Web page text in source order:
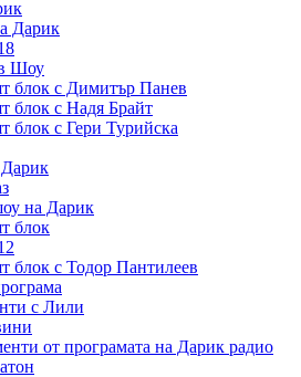
Дарик
Шоу
блок с Димитър Панев
блок с Надя Брайт
блок с Гери Турийска
на Дарик
блок
блок с Тодор Пантилеев
с Лили
от програмата на Дарик радио